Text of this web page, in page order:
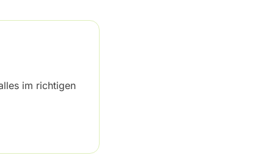
im richtigen